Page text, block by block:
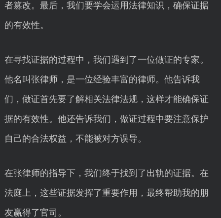
者篡改。最后，我们要学会运用法律知识，确保证据
的有效性。
在寻找证据的过程中，我们遇到了一位做证的专家。
他名叫张律师，是一位经验丰富的律师。他告诉我
们，做证首先要了解相关法律法规，这样才能确保证
据的有效性。他还告诉我们，做证过程中要注意保护
自己的合法权益，不能被对方误导。
在张律师的指导下，我们终于找到了出轨的证据。在
法庭上，这些证据发挥了重要作用，最终帮助我的朋
友赢得了官司。